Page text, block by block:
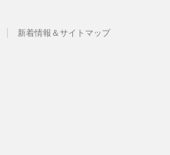
新着情報＆サイトマップ